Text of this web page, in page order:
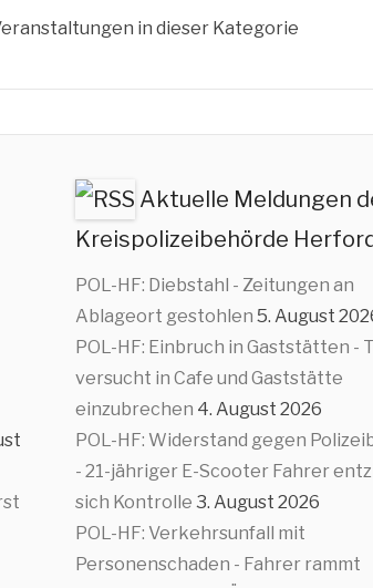
in die­ser Kategorie
Aktuelle Meldungen
Kreispolizeibehörde
POL-HF: Diebstahl - Zeitungen an
Ablageort gestohlen 5. August
POL-HF: Einbruch in Gaststätten -
versucht in Cafe und Gaststätte
einzubrechen 4. August 2026
POL-HF: Widerstand gegen
- 21-jähriger E-Scooter Fahrer
sich Kontrolle 3. August 2026
POL-HF: Verkehrsunfall mit
Personenschaden - Fahrer rammt